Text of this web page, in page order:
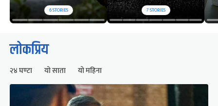
6STORIES 7STORIES
लोकप्रिय
२४ घण्टा यो साता यो महिना